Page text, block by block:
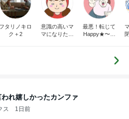
フタリノキロ
ク＋2
意識の高いマ
マになりたか
最悪！転じて
Happy★〜タ
くじり帳」〜
われ嬉しかったカンファ
ス 1日前